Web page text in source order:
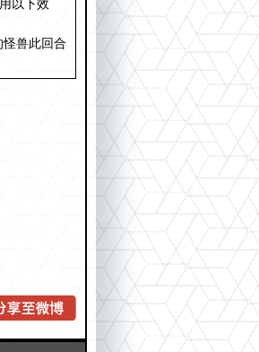
以下效
兽此回合